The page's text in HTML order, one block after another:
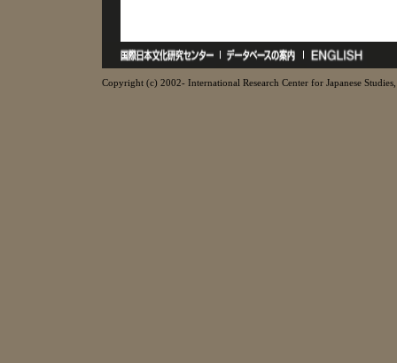
Copyright (c) 2002- International Research Center for Japanese